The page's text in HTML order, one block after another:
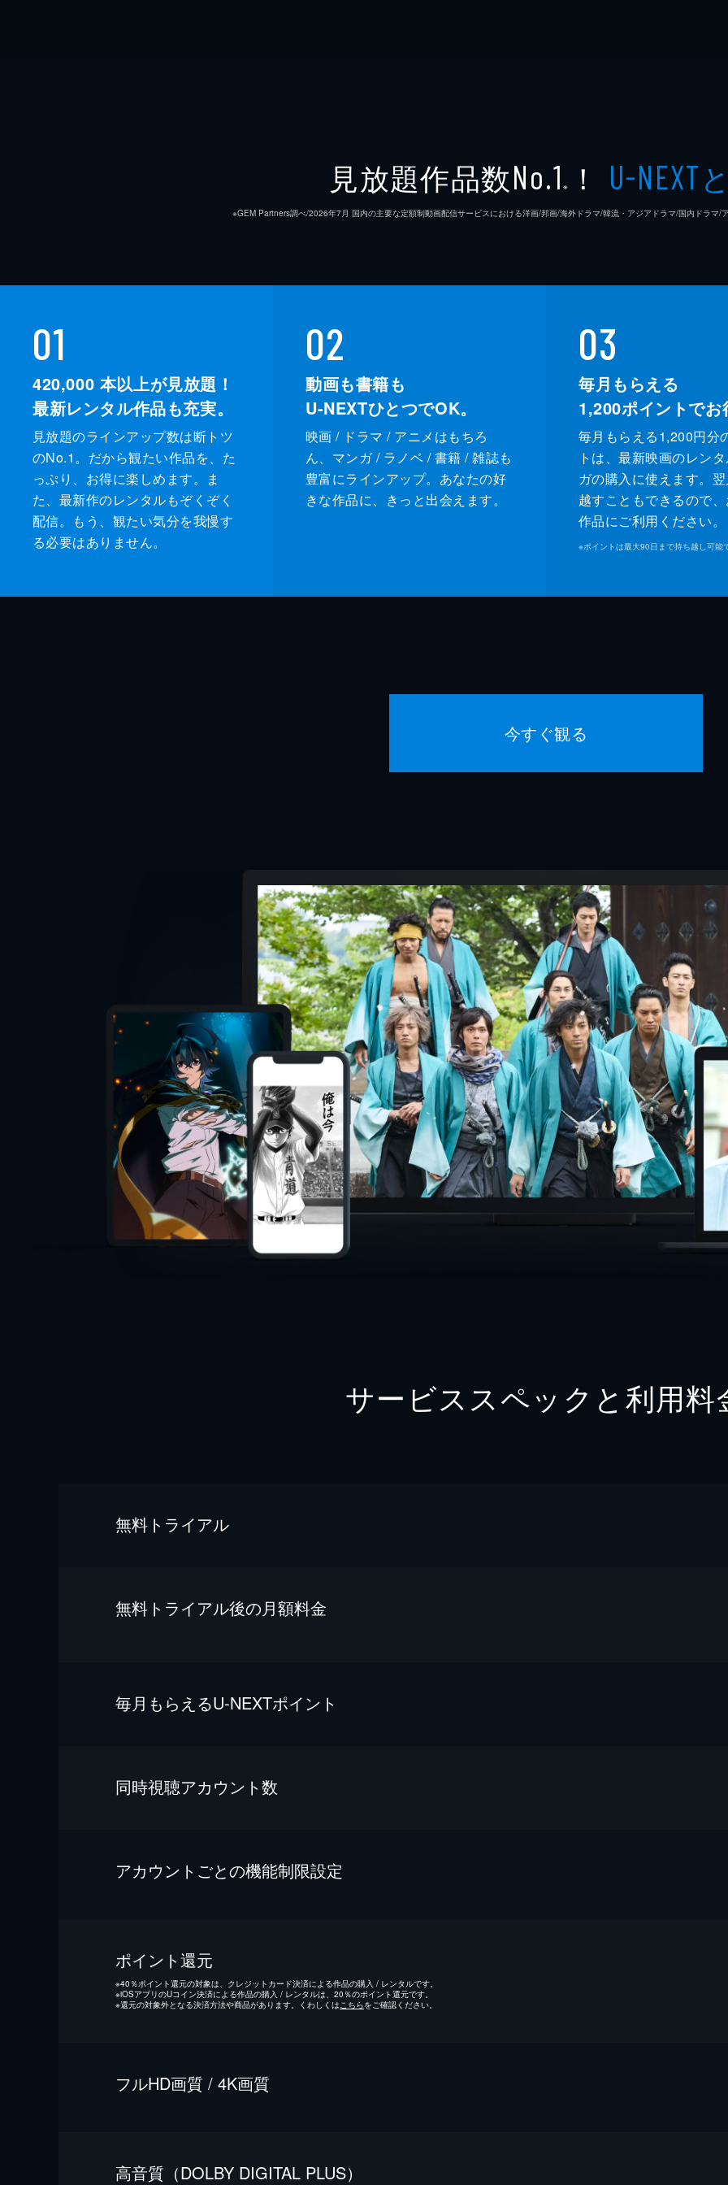
見放題作品数No.1 ※ ！ U-NEXT
※GEM Partners調べ/2026年7⽉ 国内の主要な定額制動画配信サービスにおける洋画/邦画/海外ドラマ/韓流・アジアドラマ/国内ドラマ/
01
420,000 本以上が見放題！
最新レンタル作品も充実。
見放題のラインアップ数は断トツ
のNo.1。だから観たい作品を、た
っぷり、お得に楽しめます。ま
た、最新作のレンタルもぞくぞく
配信。もう、観たい気分を我慢す
る必要はありません。
02
動画も書籍も
U-NEXTひとつでOK。
映画 / ドラマ / アニメはもちろ
ん、マンガ / ラノベ / 書籍 / 雑誌も
豊富にラインアップ。あなたの好
きな作品に、きっと出会えます。
03
毎月もらえる
1,200ポイントでお
毎月もらえる1,200円分
トは、最新映画のレン
ガの購入に使えます。
越すこともできるので
作品にご利用ください。
※ポイントは最大90日まで持ち越し可能
今すぐ観る
サービススペックと利用料
無料トライアル
無料トライアル後の⽉額料金
毎⽉もらえるU-NEXTポイント
同時視聴アカウント数
アカウントごとの機能制限設定
ポイント還元
※40％ポイント還元の対象は、クレジットカード決済による作品の購入 / レンタルです。
※iOSアプリのUコイン決済による作品の購入 / レンタルは、20％のポイント還元です。
※還元の対象外となる決済方法や商品があります。くわしくは こちらをご確認ください。
フルHD画質 / 4K画質
⾼⾳質（DOLBY DIGITAL PLUS）